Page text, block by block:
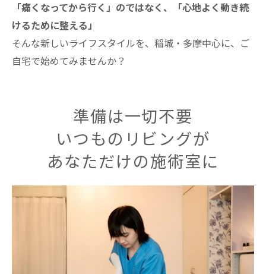
「痛くなってから行く」のではなく、「心地よく動き続
けるために整える」
そんな新しいライフスタイルを、稲城・多摩中心に、ご
自宅で始めてみませんか？
準備は一切不要
いつものリビングが
あなただけの施術室に